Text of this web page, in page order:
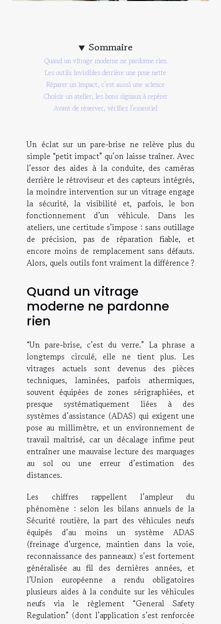
Sommaire
Quand un vitrage moderne ne pardonne rien
Les outils invisibles derrière une pose nette
Réparer un impact, c’est aussi une science
Choisir un atelier, les bons signaux à repérer
Avant de réserver, vérifiez l’essentiel
Un éclat sur un pare-brise ne relève plus du
simple “petit impact” qu’on laisse traîner. Avec
l’essor des aides à la conduite, des caméras
derrière le rétroviseur et des capteurs intégrés,
la moindre intervention sur un vitrage engage
la sécurité, la visibilité et, parfois, le bon
fonctionnement d’un véhicule. Dans les
ateliers, une certitude s’impose : sans outillage
de précision, pas de réparation fiable, et
encore moins de remplacement sans défauts.
Alors, quels outils font vraiment la différence ?
Quand un vitrage
moderne ne pardonne
rien
“Un pare-brise, c’est du verre.” La phrase a
longtemps circulé, elle ne tient plus. Les
vitrages actuels sont devenus des pièces
techniques, laminées, parfois athermiques,
souvent équipées de zones sérigraphiées, et
presque systématiquement liées à des
systèmes d’assistance (ADAS) qui exigent une
pose au millimètre, et un environnement de
travail maîtrisé, car un décalage infime peut
entraîner une mauvaise lecture des marquages
au sol ou une erreur d’estimation des
distances.
Les chiffres rappellent l’ampleur du
phénomène : selon les bilans annuels de la
Sécurité routière, la part des véhicules neufs
équipés d’au moins un système ADAS
(freinage d’urgence, maintien dans la voie,
reconnaissance des panneaux) s’est fortement
généralisée au fil des dernières années, et
l’Union européenne a rendu obligatoires
plusieurs aides à la conduite sur les véhicules
neufs via le règlement “General Safety
Regulation” (dont l’application s’est renforcée